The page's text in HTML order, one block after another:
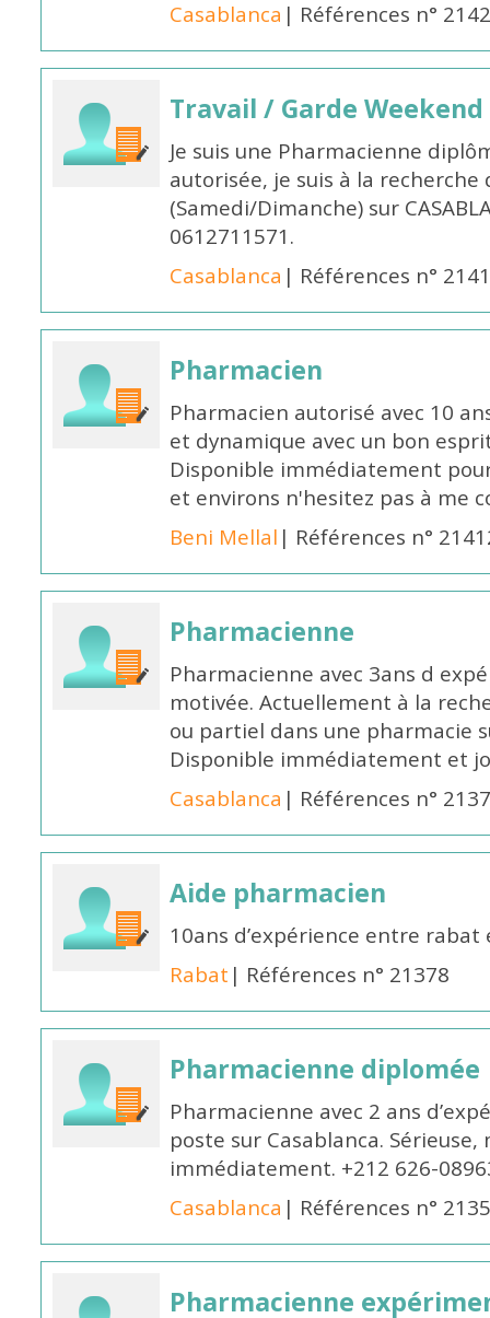
Casablanca | Références n°
Travail / Garde Weekend
Je suis une Pharmacienne
autorisée, je suis à la
(Samedi/Dimanche) sur
0612711571.
Casablanca | Références n°
Pharmacien
Pharmacien autorisé avec 10
et dynamique avec un bon
Disponible immédiatement
et environs n'hesitez pas à me
Beni Mellal | Références n°
Pharmacienne
Pharmacienne avec 3ans d
motivée. Actuellement à la
ou partiel dans une pharmacie
Disponible immédiatement et
Casablanca | Références n°
Aide pharmacien
10ans d’expérience entre
Rabat | Références n° 21378
Pharmacienne diplomée
Pharmacienne avec 2 ans
poste sur Casablanca.
immédiatement. +212 626-
Casablanca | Références n°
Pharmacienne